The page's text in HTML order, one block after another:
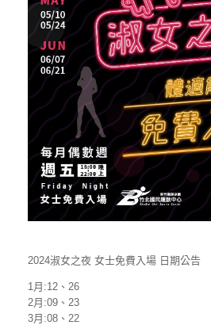
2024淑女之夜 女士免費入場 日期公告
1月:12、26
2月:09、23
3月:08、22